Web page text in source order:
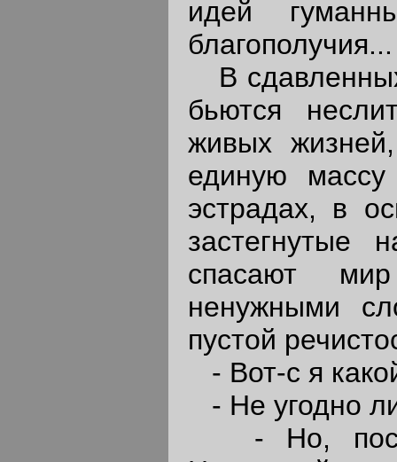
идей
благополучия...
В
бьются
живых жизней,
единую
эстрадах, в
застегнутые
спасают
ненужными
пустой
- Вот-с я
- Не угодно
- Но,